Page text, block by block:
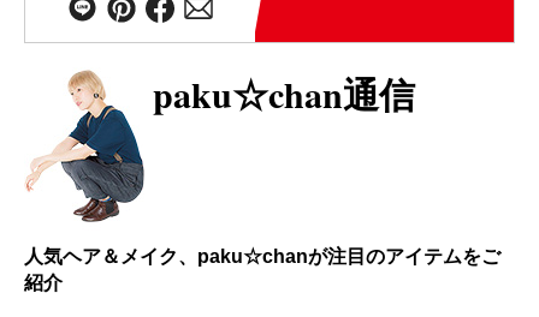
paku☆chan通信
人気ヘア＆メイク、paku☆chanが注目のアイテムをご
紹介